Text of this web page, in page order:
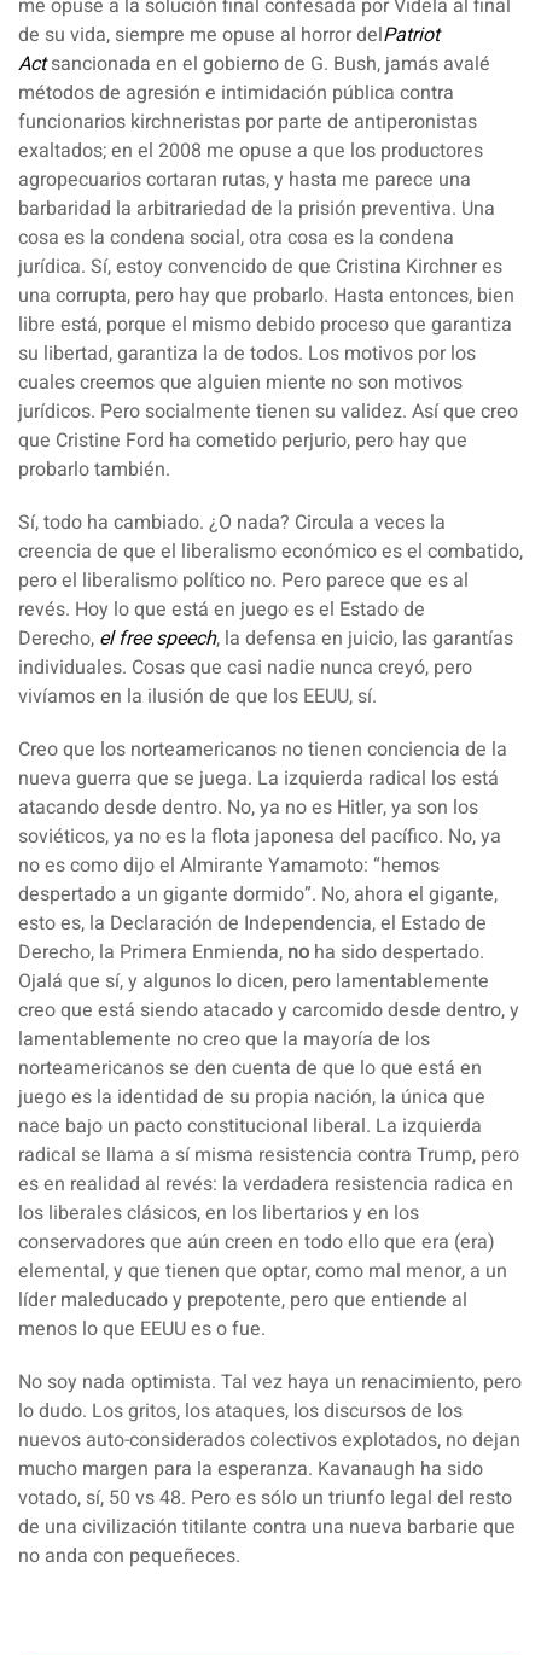
de su vida, siempre me opuse al horror delPatriot
Actsancionada en el gobierno de G. Bush, jamás avalé
métodos de agresión e intimidación pública contra
funcionarios kirchneristas por parte de antiperonistas
exaltados; en el 2008 me opuse a que los productores
agropecuarios cortaran rutas, y hasta me parece una
barbaridad la arbitrariedad de la prisión preventiva. Una
cosa es la condena social, otra cosa es la condena
jurídica. Sí, estoy convencido de que Cristina Kirchner es
una corrupta, pero hay que probarlo. Hasta entonces, bien
libre está, porque el mismo debido proceso que garantiza
su libertad, garantiza la de todos. Los motivos por los
cuales creemos que alguien miente no son motivos
jurídicos. Pero socialmente tienen su validez. Así que creo
que Cristine Ford ha cometido perjurio, pero hay que
probarlo también.
Sí, todo ha cambiado. ¿O nada? Circula a veces la
creencia de que el liberalismo económico es el combatido,
pero el liberalismo político no. Pero parece que es al
revés. Hoy lo que está en juego es el Estado de
Derecho, el free speech, la defensa en juicio, las garantías
individuales. Cosas que casi nadie nunca creyó, pero
vivíamos en la ilusión de que los EEUU, sí.
Creo que los norteamericanos no tienen conciencia de la
nueva guerra que se juega. La izquierda radical los está
atacando desde dentro. No, ya no es Hitler, ya son los
soviéticos, ya no es la flota japonesa del pacífico. No, ya
no es como dijo el Almirante Yamamoto: “hemos
despertado a un gigante dormido”. No, ahora el gigante,
esto es, la Declaración de Independencia, el Estado de
Derecho, la Primera Enmienda, no ha sido despertado.
Ojalá que sí, y algunos lo dicen, pero lamentablemente
creo que está siendo atacado y carcomido desde dentro, y
lamentablemente no creo que la mayoría de los
norteamericanos se den cuenta de que lo que está en
juego es la identidad de su propia nación, la única que
nace bajo un pacto constitucional liberal. La izquierda
radical se llama a sí misma resistencia contra Trump, pero
es en realidad al revés: la verdadera resistencia radica en
los liberales clásicos, en los libertarios y en los
conservadores que aún creen en todo ello que era (era)
elemental, y que tienen que optar, como mal menor, a un
líder maleducado y prepotente, pero que entiende al
menos lo que EEUU es o fue.
No soy nada optimista. Tal vez haya un renacimiento, pero
lo dudo. Los gritos, los ataques, los discursos de los
nuevos auto-considerados colectivos explotados, no dejan
mucho margen para la esperanza. Kavanaugh ha sido
votado, sí, 50 vs 48. Pero es sólo un triunfo legal del resto
de una civilización titilante contra una nueva barbarie que
no anda con pequeñeces.